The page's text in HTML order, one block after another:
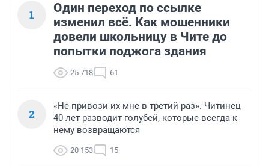
1
Один переход по ссылке
изменил всё. Как мошенники
довели школьницу в Чите до
попытки поджога здания
25 718 61
2
«Не привози их мне в третий раз». Читинец
40 лет разводит голубей, которые всегда к
нему возвращаются
20 153 15